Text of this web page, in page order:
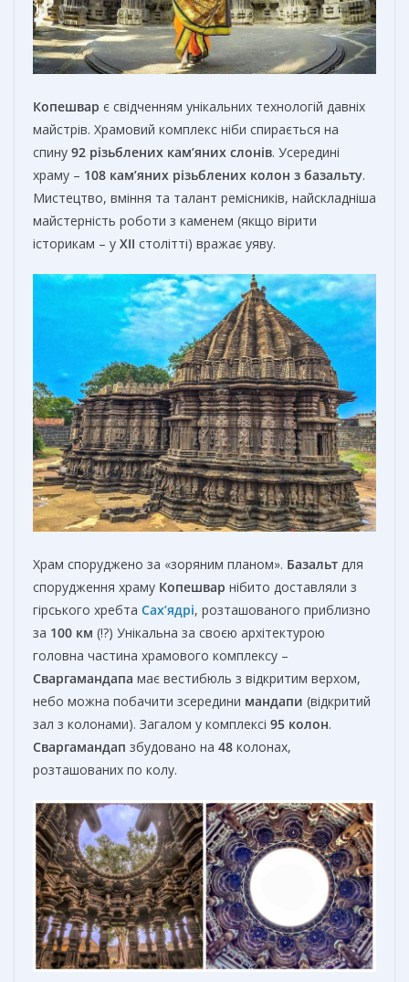
Копешвар є свідченням унікальних технологій давніх
майстрів. Храмовий комплекс ніби спирається на
спину 92 різьблених кам’яних слонів. Усередині
храму – 108 кам’яних різьблених колон з базальту.
Мистецтво, вміння та талант ремісників, найскладніша
майстерність роботи з каменем (якщо вірити
історикам – у XII столітті) вражає уяву.
Храм споруджено за «зоряним планом». Базальт для
спорудження храму Копешвар нібито доставляли з
гірського хребта Сах’ядрі, розташованого приблизно
за 100 км (!?) Унікальна за своєю архітектурою
головна частина храмового комплексу –
Сваргамандапа має вестибюль з відкритим верхом,
небо можна побачити зсередини мандапи (відкритий
зал з колонами). Загалом у комплексі 95 колон.
Сваргамандап збудовано на 48 колонах,
розташованих по колу.